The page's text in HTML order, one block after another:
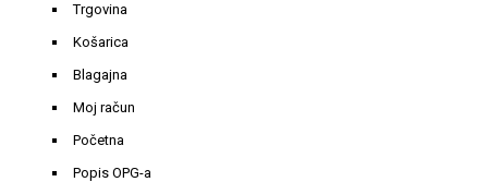
Trgovina
Košarica
Blagajna
Moj račun
Početna
Popis OPG-a